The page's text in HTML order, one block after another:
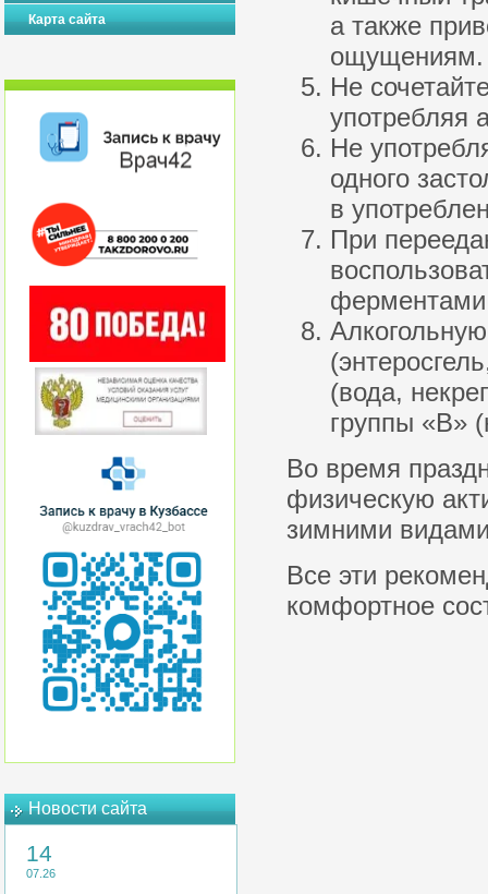
Карта сайта
Новости сайта
14
07.26
а также
ощущениям.
Не
употребляя
Не
одного
в
При
(вода,
группы «В»
Во время
физическую
зимними
Все эти
комфортное